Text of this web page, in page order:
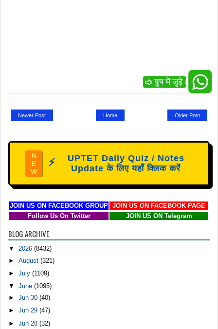
Newer Post Older Post
Home
N
E
W
⚡
UPTET Daily Quiz / Notes
Update के लिए यहाँ क्लिक करें
JOIN US ON FACEBOOK GROUP
JOIN US ON FACEBOOK PAGE
Follow Us On Twitter
JOIN US ON Telegram
BLOG ARCHIVE
▼2026(8432)
►August(321)
►July(1109)
▼June(1095)
►Jun 30(40)
►Jun 29(47)
►Jun 28(32)